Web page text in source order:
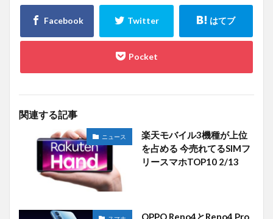
関連する記事
ニュース
楽天モバイル3機種が上位
を占める 今売れてるSIMフ
リースマホTOP10 2/13
OPPO Reno4とReno4 Pro